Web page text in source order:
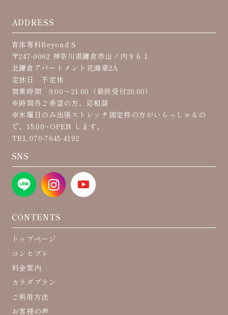
ADDRESS
育体専科Beyond S
〒247-0062 神奈川県鎌倉市山ノ内９６１
北鎌倉アパートメント花海棠2A
定休日 不定休
営業時間 9:00〜21:00（最終受付20:00）
※時間外ご希望の方、応相談
※木曜日のみ出張ストレッチ固定枠の方がいらっしゃるの
で、15:00~OPEN します。
TEL:070-7645-4192
SNS
CONTENTS
トップページ
コンセプト
料金案内
カラダプラン
ご利用方法
お客様の声